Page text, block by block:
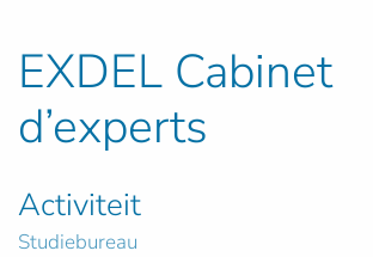
EXDEL Cabinet
d’experts
Activiteit
Studiebureau